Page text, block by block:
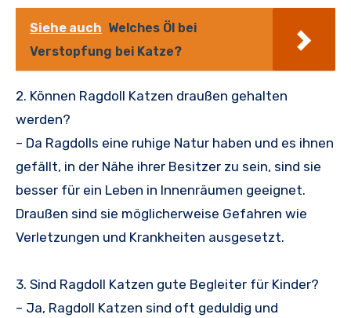
Siehe auch Welches Öl bei
Verstopfung bei Katze?
2. Können Ragdoll Katzen draußen gehalten
werden?
– Da Ragdolls eine ruhige Natur haben und es ihnen
gefällt, in der Nähe ihrer Besitzer zu sein, sind sie
besser für ein Leben in Innenräumen geeignet.
Draußen sind sie möglicherweise Gefahren wie
Verletzungen und Krankheiten ausgesetzt.
3. Sind Ragdoll Katzen gute Begleiter für Kinder?
– Ja, Ragdoll Katzen sind oft geduldig und